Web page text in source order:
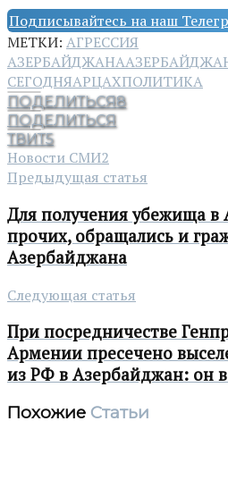
Подписывайтесь на наш
МЕТКИ: АГРЕССИЯ
АЗЕРБАЙДЖАНА
СЕГОДНЯАРЦАХПОЛИТИКА
ПОДЕЛИТЬСЯ8
ПОДЕЛИТЬСЯ
ТВИТ5
Новости СМИ2
Предыдущая статья
Для получения убежища в
прочих, обращались и
Азербайджана
Следующая статья
При посредничестве
Армении пресечено
из РФ в Азербайджан: он
Похожие Статьи